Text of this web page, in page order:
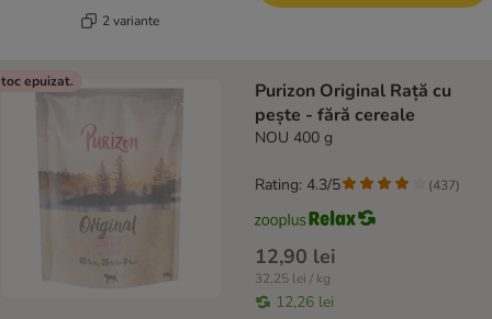
2 variante
epuizat.
Purizon Original Rață cu
pește - fără cereale
NOU 400 g
12,90 lei
32,25 lei / kg
12,26 lei
Rating: 4.3/5 (437)